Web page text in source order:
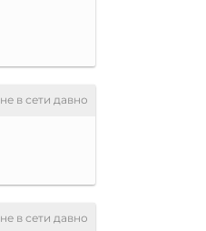
не в сети давно
не в сети давно